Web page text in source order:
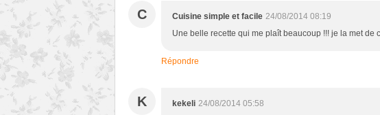
C Cuisine simple et facile 24/08/2014 08:19
Une belle recette qui me plaît beaucoup !!! je la met de
Répondre
K kekeli 24/08/2014 05:58